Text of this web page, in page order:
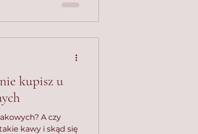
kupisz u
A czy
kawy i skąd się